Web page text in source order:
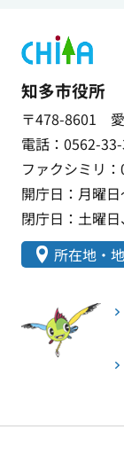
知多市役所
〒478-8601
電話：0562-
ファクシミリ
開庁日：月曜
閉庁日：土曜
所在地・